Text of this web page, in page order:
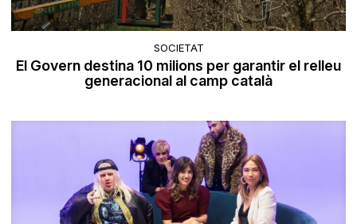
SOCIETAT
El Govern destina 10 milions per garantir el relleu
generacional al camp català